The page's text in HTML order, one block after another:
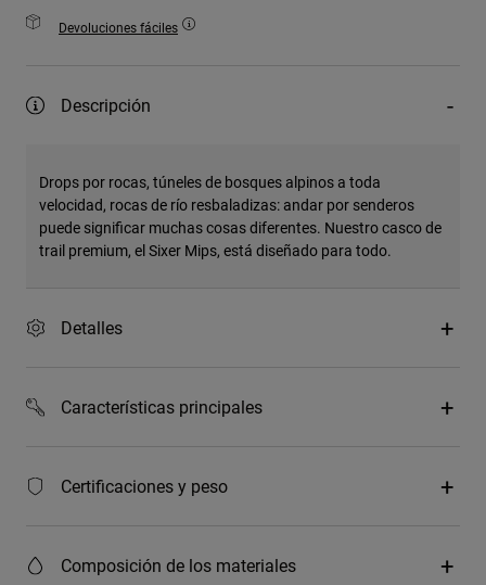
Devoluciones fáciles
Descripción
Drops por rocas, túneles de bosques alpinos a toda
velocidad, rocas de río resbaladizas: andar por senderos
puede significar muchas cosas diferentes. Nuestro casco de
trail premium, el Sixer Mips, está diseñado para todo.
Detalles
Características principales
Certificaciones y peso
Composición de los materiales